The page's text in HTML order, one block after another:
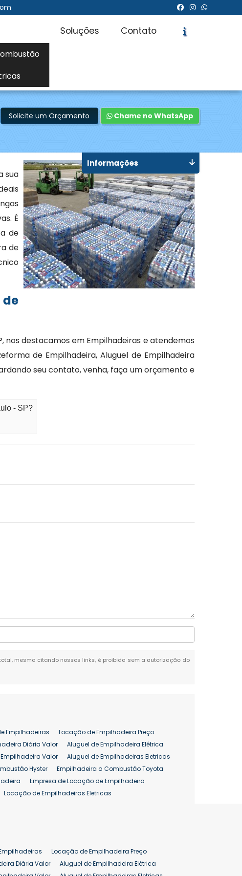
Soluções Contato
Solicite um Orçamento Chame no WhatsApp
sua
É
de
de
nos destacamos em Empilhadeiras e atendemos
de Empilhadeira, Aluguel de Empilhadeira
seu contato, venha, faça um orçamento e
- SP?
mesmo citando nossos links, é proibida sem a autorização do
Informações
Empilhadeiras
Locação de Empilhadeira Preço
Diária Valor
Aluguel de Empilhadeira Elétrica
Valor
Aluguel de Empilhadeiras Eletricas
Hyster
Empilhadeira a Combustão Toyota
Empresa de Locação de Empilhadeira
Locação de Empilhadeiras Eletricas
25 ton
Preço de Empilhadeira 25 ton
Locação de Empilhadeira Preço
Diária Valor
Aluguel de Empilhadeira Elétrica